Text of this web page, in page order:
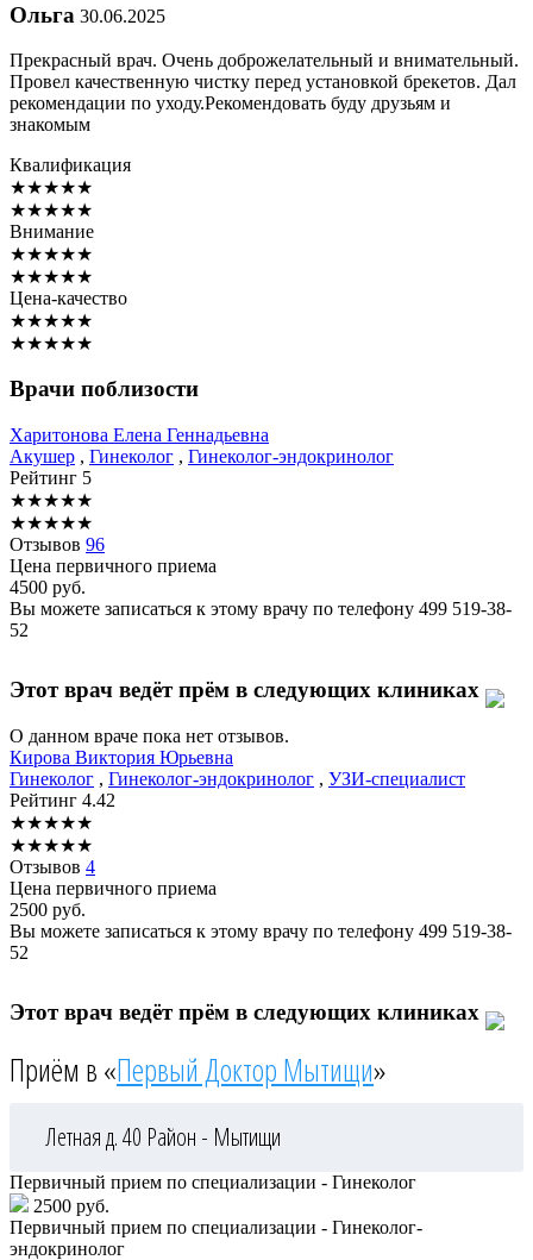
Ольга 30.06.2025
Прекрасный врач. Очень доброжелательный и внимательный.
Провел качественную чистку перед установкой брекетов. Дал
рекомендации по уходу.Рекомендовать буду друзьям и
знакомым
Квалификация
★★★★★
★★★★★
Внимание
★★★★★
★★★★★
Цена-качество
★★★★★
★★★★★
Врачи поблизости
Харитонова Елена Геннадьевна
Акушер , Гинеколог , Гинеколог-эндокринолог
Рейтинг 5
★★★★★
★★★★★
Отзывов 96
Цена первичного приема
4500 руб.
Вы можете записаться к этому врачу по телефону 499 519-38-
52
Этот врач ведёт прём в следующих клиниках
О данном враче пока нет отзывов.
Кирова Виктория Юрьевна
Гинеколог , Гинеколог-эндокринолог , УЗИ-специалист
Рейтинг 4.42
★★★★★
★★★★★
Отзывов 4
Цена первичного приема
2500 руб.
Вы можете записаться к этому врачу по телефону 499 519-38-
52
Этот врач ведёт прём в следующих клиниках
Приём в «Первый Доктор Мытищи»
Летная д. 40 Район - Мытищи
Первичный прием по специализации - Гинеколог
2500 руб.
Первичный прием по специализации - Гинеколог-
эндокринолог